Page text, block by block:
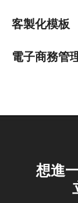
客製化模板
電子商務管
想進